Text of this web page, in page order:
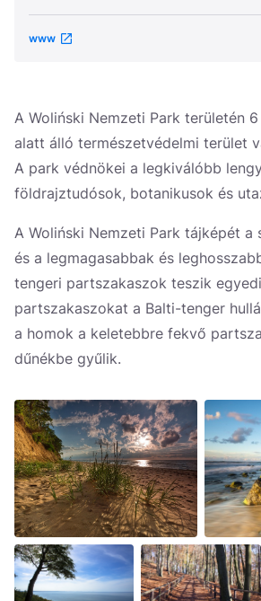
www
A Woliński Nemzeti Park területén
alatt álló természetvédelmi terület
A park védnökei a legkiválóbb
földrajztudósok, botanikusok és
A Woliński Nemzeti Park tájképét a
és a legmagasabbak és
tengeri partszakaszok teszik
partszakaszokat a Balti-tenger
a homok a keletebbre fekvő
dűnékbe gyűlik.